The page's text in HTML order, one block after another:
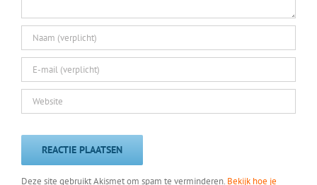
Deze site gebruikt Akismet om spam te verminderen. Bekijk hoe je